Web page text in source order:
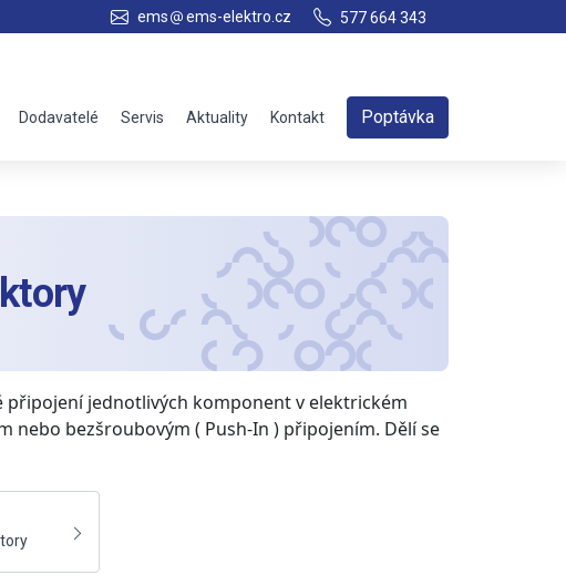
ems ems-elektro.cz 577 664 343
Dodavatelé Servis Aktuality Kontakt Poptávka
jednotlivých komponent v elektrickém
nebo bezšroubovým ( Push-In ) připojením. Dělí se